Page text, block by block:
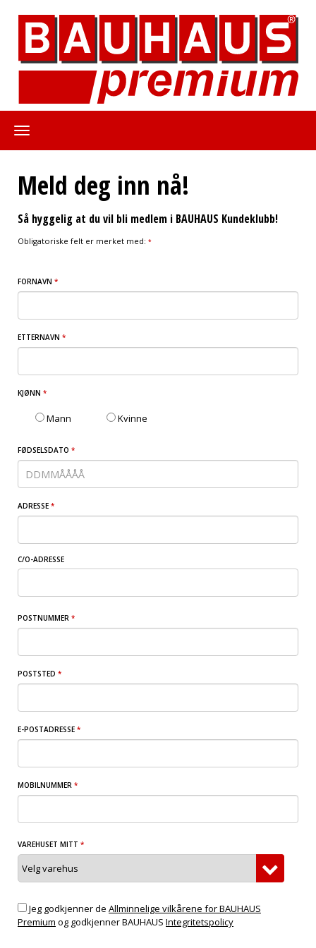
Meld deg inn nå!
Så hyggelig at du vil bli medlem i BAUHAUS Kundeklubb!
Obligatoriske felt er merket med: *
FORNAVN *
ETTERNAVN *
KJØNN *
Mann Kvinne
FØDSELSDATO *
ADRESSE *
C/O-ADRESSE
POSTNUMMER *
POSTSTED *
E-POSTADRESSE *
MOBILNUMMER *
VAREHUSET MITT *
Jeg godkjenner de Allminnelige vilkårene for BAUHAUS
Premium og godkjenner BAUHAUS Integritetspolicy